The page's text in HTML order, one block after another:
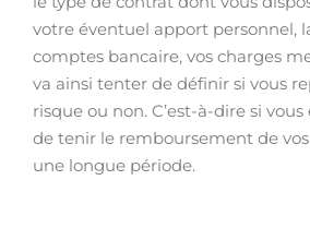
votre éventuel apport personnel,
comptes bancaire, vos charges
va ainsi tenter de définir si vous
risque ou non. C’est-à-dire si
de tenir le remboursement de
une longue période.